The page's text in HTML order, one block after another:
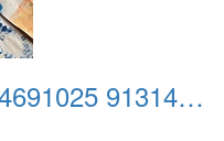
459829550 545285504691025 9131457911753451424 n strona głowna